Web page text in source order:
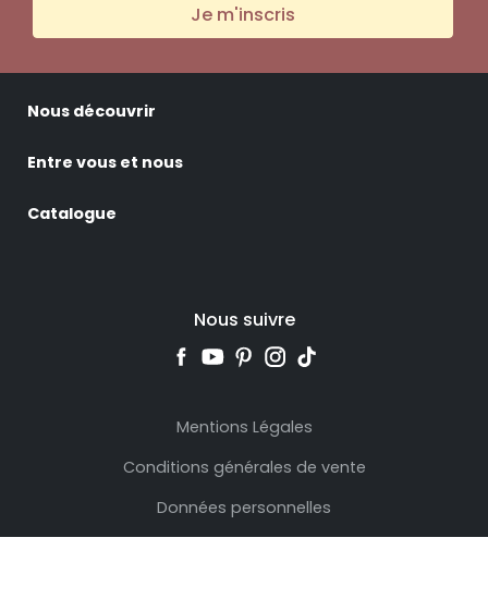
Je m'inscris
Nous découvrir
Entre vous et nous
Catalogue
Nous suivre
Mentions Légales
Conditions générales de vente
Données personnelles